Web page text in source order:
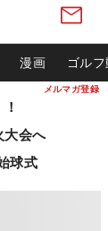
メルマガ登録
漫画 ゴル
大会へ
球式